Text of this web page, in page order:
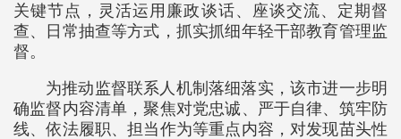
关键节点，灵活运用廉政谈话、座谈交流、定期督
查、日常抽查等方式，抓实抓细年轻干部教育管理监
督。
为推动监督联系人机制落细落实，该市进一步明
确监督内容清单，聚焦对党忠诚、严于自律、筑牢防
线、依法履职、担当作为等重点内容，对发现苗头性